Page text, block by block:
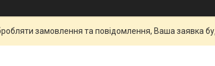
замовлення та повідомлення, Ваша заявка